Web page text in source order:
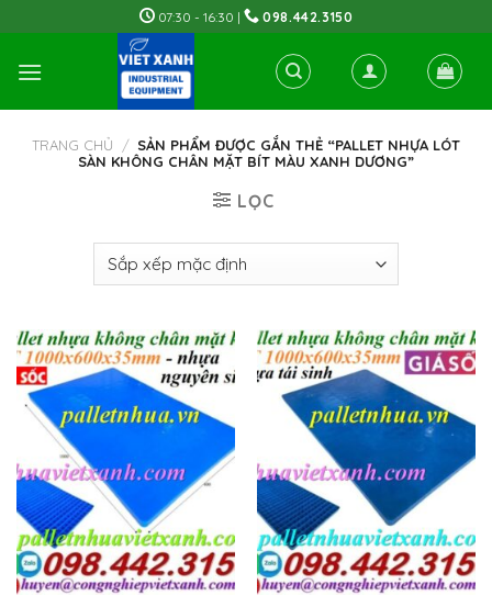
to
content
07:30 - 16:30 | 098.442.3150
TRANG CHỦ / SẢN PHẨM ĐƯỢC GẮN THẺ “PALLET NHỰA LÓT
SÀN KHÔNG CHÂN MẶT BÍT MÀU XANH DƯƠNG”
LỌC